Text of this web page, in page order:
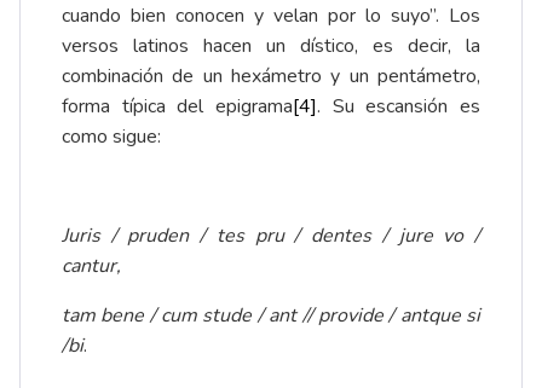
cuando bien conocen y velan por lo suyo”. Los
versos latinos hacen un dístico, es decir, la
combinación de un hexámetro y un pentámetro,
forma típica del epigrama[4]. Su escansión es
como sigue:
Juris / pruden / tes pru / dentes / jure vo /
cantur,
tam bene / cum stude / ant // provide / antque si
/bi.